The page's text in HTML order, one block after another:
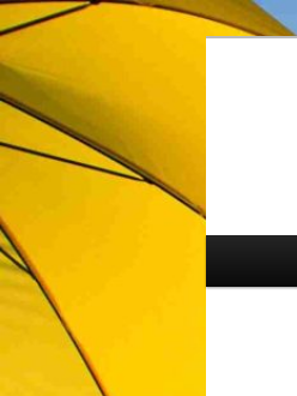
Inhalt
wechseln